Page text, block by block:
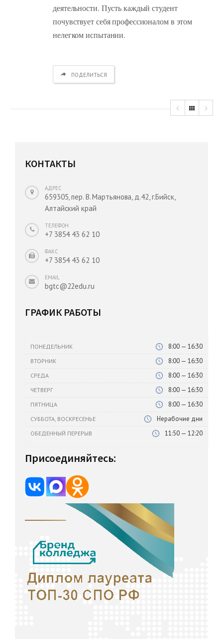
деятельности. Пусть каждый студент
почувствует себя профессионалом в этом
нелегком испытании.
ПОДЕЛИТЬСЯ
КОНТАКТЫ
АДРЕС
659305, пер. В. Мартьянова, д.42, г.Бийск,
Алтайский край
ТЕЛЕФОН
+7 3854 43 62 10
ФАКС
+7 3854 43 62 10
EMAIL
bgtc@22edu.ru
ГРАФИК РАБОТЫ
ПОНЕДЕЛЬНИК 8:00 — 16:30
ВТОРНИК 8:00 — 16:30
СРЕДА 8:00 — 16:30
ЧЕТВЕРГ 8:00 — 16:30
ПЯТНИЦА 8:00 — 16:30
СУББОТА, ВОСКРЕСЕНЬЕ Нерабочие дни
ОБЕДЕННЫЙ ПЕРЕРЫВ 11:50 — 12:20
Присоединяйтесь: